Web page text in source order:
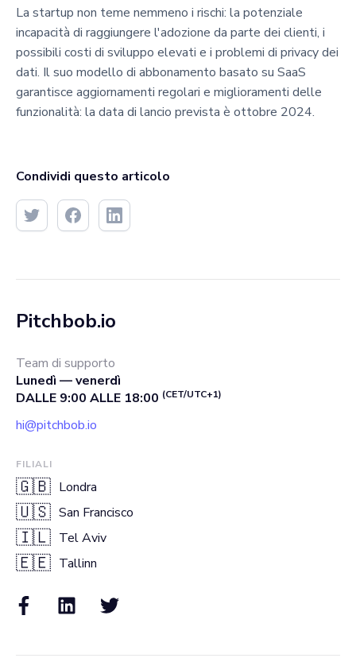
La startup non teme nemmeno i rischi: la potenziale
incapacità di raggiungere l'adozione da parte dei clienti, i
possibili costi di sviluppo elevati e i problemi di privacy dei
dati. Il suo modello di abbonamento basato su SaaS
garantisce aggiornamenti regolari e miglioramenti delle
funzionalità: la data di lancio prevista è ottobre 2024.
Condividi questo articolo
Pitchbob.io
Team di supporto
Lunedì — venerdì
DALLE 9:00 ALLE 18:00 (CET/UTC+1)
hi@pitchbob.io
FILIALI
🇬🇧 Londra
🇺🇸 San Francisco
🇮🇱 Tel Aviv
🇪🇪 Tallinn